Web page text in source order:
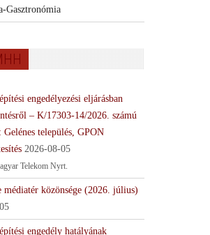
Gasztronómia
engedélyezési eljárásban
– K/17303-14/2026. számú
Gelénes település, GPON
2026-08-05
Telekom Nyrt.
médiatér közönsége (2026. július)
engedély hatályának